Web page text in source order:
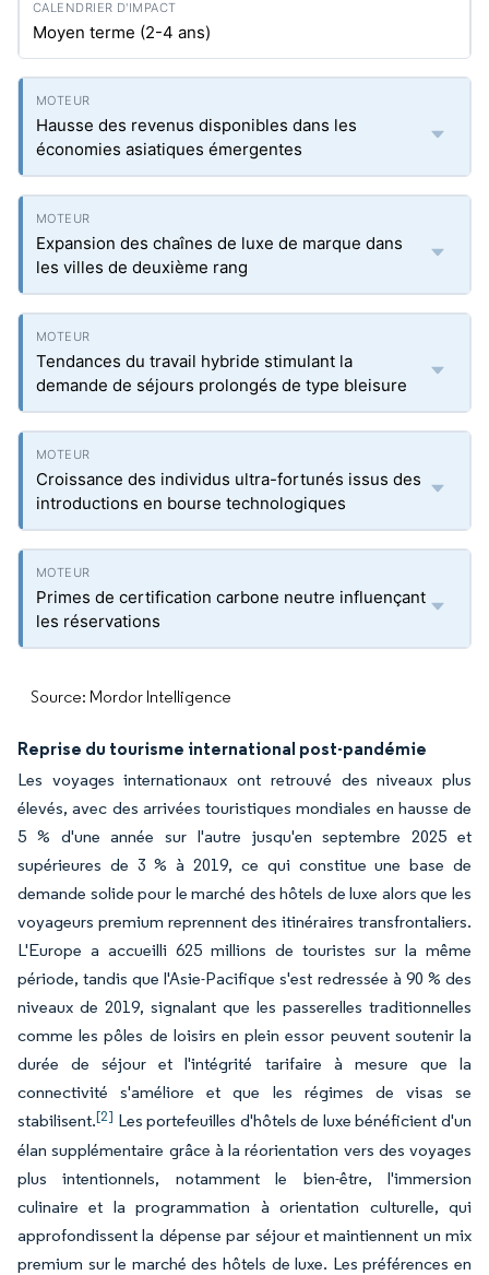
Moyen terme (2-4 ans)
Hausse des revenus disponibles dans les
économies asiatiques émergentes
Expansion des chaînes de luxe de marque dans
les villes de deuxième rang
Tendances du travail hybride stimulant la
demande de séjours prolongés de type bleisure
Croissance des individus ultra-fortunés issus des
introductions en bourse technologiques
Primes de certification carbone neutre influençant
les réservations
Source: Mordor Intelligence
Reprise du tourisme international post-pandémie
Les voyages internationaux ont retrouvé des niveaux plus
élevés, avec des arrivées touristiques mondiales en hausse de
5 % d'une année sur l'autre jusqu'en septembre 2025 et
supérieures de 3 % à 2019, ce qui constitue une base de
demande solide pour le marché des hôtels de luxe alors que les
voyageurs premium reprennent des itinéraires transfrontaliers.
L'Europe a accueilli 625 millions de touristes sur la même
période, tandis que l'Asie-Pacifique s'est redressée à 90 % des
niveaux de 2019, signalant que les passerelles traditionnelles
comme les pôles de loisirs en plein essor peuvent soutenir la
durée de séjour et l'intégrité tarifaire à mesure que la
connectivité s'améliore et que les régimes de visas se
stabilisent.[2] Les portefeuilles d'hôtels de luxe bénéficient d'un
élan supplémentaire grâce à la réorientation vers des voyages
plus intentionnels, notamment le bien-être, l'immersion
culinaire et la programmation à orientation culturelle, qui
approfondissent la dépense par séjour et maintiennent un mix
premium sur le marché des hôtels de luxe. Les préférences en